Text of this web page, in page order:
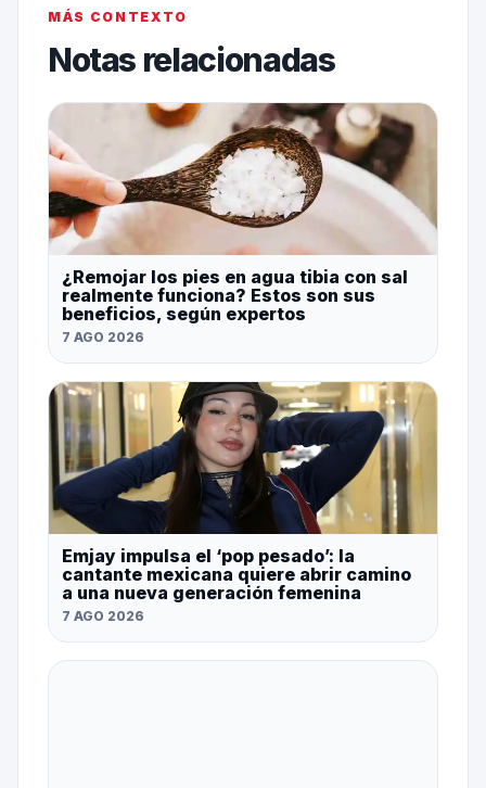
MÁS CONTEXTO
Notas relacionadas
¿Remojar los pies en agua tibia con sal
realmente funciona? Estos son sus
beneficios, según expertos
7 AGO 2026
Emjay impulsa el ‘pop pesado’: la
cantante mexicana quiere abrir camino
a una nueva generación femenina
7 AGO 2026